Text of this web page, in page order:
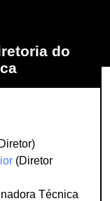
do
(Diretor
Técnica